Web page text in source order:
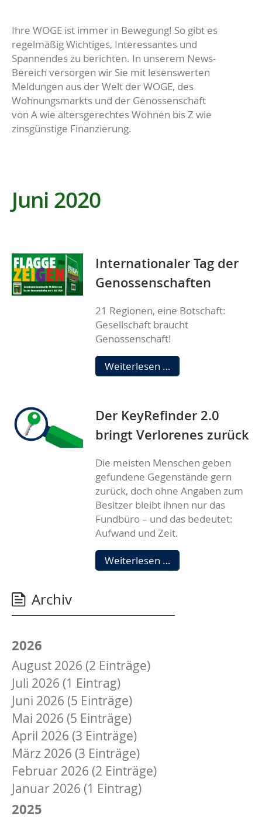
Ihre WOGE ist immer in Bewegung! So gibt es
regelmäßig Wichtiges, Interessantes und
Spannendes zu berichten. In unserem News-
Bereich versorgen wir Sie mit lesenswerten
Meldungen aus der Welt der WOGE, des
Wohnungsmarkts und der Genossenschaft
von A wie altersgerechtes Wohnen bis Z wie
zinsgünstige Finanzierung.
Juni 2020
Internationaler Tag der
Genossenschaften
21 Regionen, eine Botschaft:
Gesellschaft braucht
Genossenschaft!
Weiterlesen … Internationaler
Tag
Der KeyRefinder 2.0
bringt Verlorenes zurück
Die meisten Menschen geben
gefundene Gegenstände gern
zurück, doch ohne Angaben zum
Besitzer bleibt ihnen nur das
Fundbüro – und das bedeutet:
Aufwand und Zeit.
Weiterlesen … Der
KeyRefinder
Archiv
2026
August 2026 (2 Einträge)
Juli 2026 (1 Eintrag)
Juni 2026 (5 Einträge)
Mai 2026 (5 Einträge)
April 2026 (3 Einträge)
März 2026 (3 Einträge)
Februar 2026 (2 Einträge)
Januar 2026 (1 Eintrag)
2025